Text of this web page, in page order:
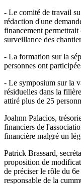
- Le comité de travail
rédaction d'une
financement
surveillance des
- La formation sur la
personnes ont
- Le symposium sur la
résiduelles dans la
attiré plus de 25
Joahnn Palacios,
financiers de
financière malgré un
Patrick Brassard,
proposition de
de préciser le rôle du
responsable de la